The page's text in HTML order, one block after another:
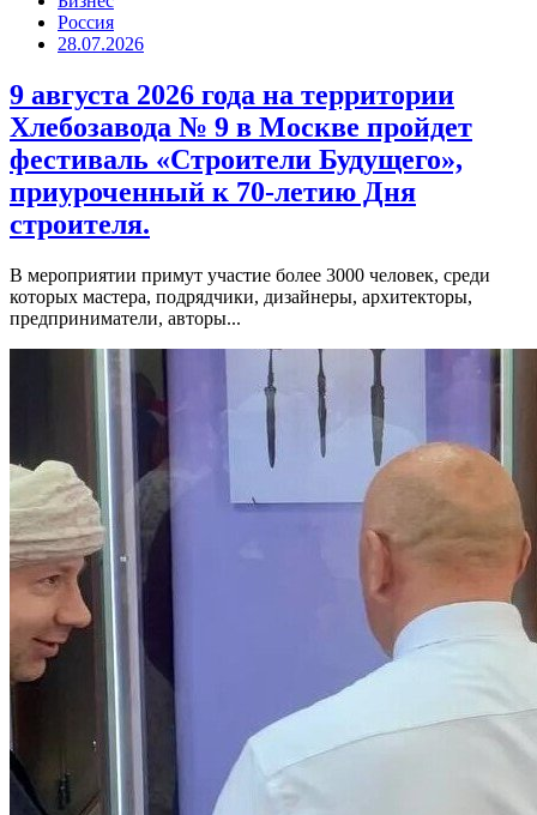
Россия
28.07.2026
9 августа 2026 года на территории
Хлебозавода № 9 в Москве пройдет
фестиваль «Строители Будущего»,
приуроченный к 70-летию Дня
строителя.
В мероприятии примут участие более 3000 человек, среди
которых мастера, подрядчики, дизайнеры, архитекторы,
предприниматели, авторы...